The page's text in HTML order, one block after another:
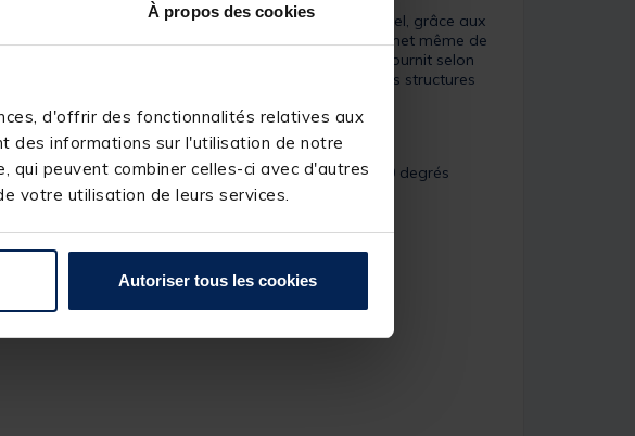
À propos des cookies
d'offrir des fonctionnalités relatives aux
des informations sur l'utilisation de notre
peuvent combiner celles-ci avec d'autres
votre utilisation de leurs services.
Autoriser tous les cookies
visualiser les poissons et les structures en temps réel, grâce aux
votre bateau avec une clarté absolue, et vous permet même de
Minn Kota ou perche de montage réglable et fournit selon
de montage inclus. Observez les poissons et les structures
de la technologie MEGA Imaging.
la seule à permettre une vue haute définition à 360 degrés
de votre bateau sans bouger.